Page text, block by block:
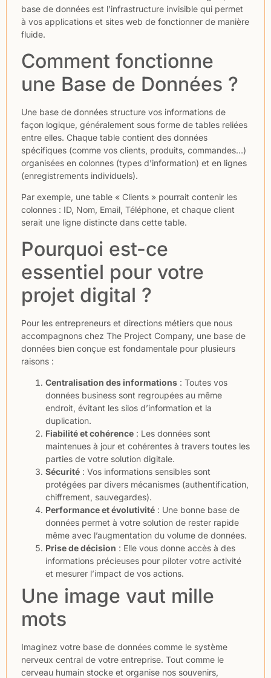
base de données est l’infrastructure invisible qui permet
à vos applications et sites web de fonctionner de manière
fluide.
Comment fonctionne
une Base de Données ?
Une base de données structure vos informations de
façon logique, généralement sous forme de tables reliées
entre elles. Chaque table contient des données
spécifiques (comme vos clients, produits, commandes…)
organisées en colonnes (types d’information) et en lignes
(enregistrements individuels).
Par exemple, une table « Clients » pourrait contenir les
colonnes : ID, Nom, Email, Téléphone, et chaque client
serait une ligne distincte dans cette table.
Pourquoi est-ce
essentiel pour votre
projet digital ?
Pour les entrepreneurs et directions métiers que nous
accompagnons chez The Project Company, une base de
données bien conçue est fondamentale pour plusieurs
raisons :
Centralisation des informations : Toutes vos
données business sont regroupées au même
endroit, évitant les silos d’information et la
duplication.
Fiabilité et cohérence : Les données sont
maintenues à jour et cohérentes à travers toutes les
parties de votre solution digitale.
Sécurité : Vos informations sensibles sont
protégées par divers mécanismes (authentification,
chiffrement, sauvegardes).
Performance et évolutivité : Une bonne base de
données permet à votre solution de rester rapide
même avec l’augmentation du volume de données.
Prise de décision : Elle vous donne accès à des
informations précieuses pour piloter votre activité
et mesurer l’impact de vos actions.
Une image vaut mille
mots
Imaginez votre base de données comme le système
nerveux central de votre entreprise. Tout comme le
cerveau humain stocke et organise nos souvenirs,